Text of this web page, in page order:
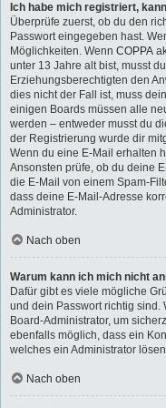
Ich habe mich registriert,
Überprüfe zuerst, ob du den
Passwort eingegeben hast.
Möglichkeiten. Wenn COPPA
unter 13 Jahre alt bist, musst
Erziehungsberechtigten den
dies nicht der Fall ist, muss
einigen Boards müssen alle
werden – entweder musst du
der Registrierung wurde dir
Wenn du eine E-Mail erhalten
Ansonsten prüfe, ob du deine
die E-Mail von einem Spam-
dass deine E-Mail-Adresse
Administrator.
Nach oben
Warum kann ich mich nicht
Dafür gibt es viele mögliche
und dein Passwort richtig sind.
Board-Administrator, um
ebenfalls möglich, dass ein
welches ein Administrator
Nach oben